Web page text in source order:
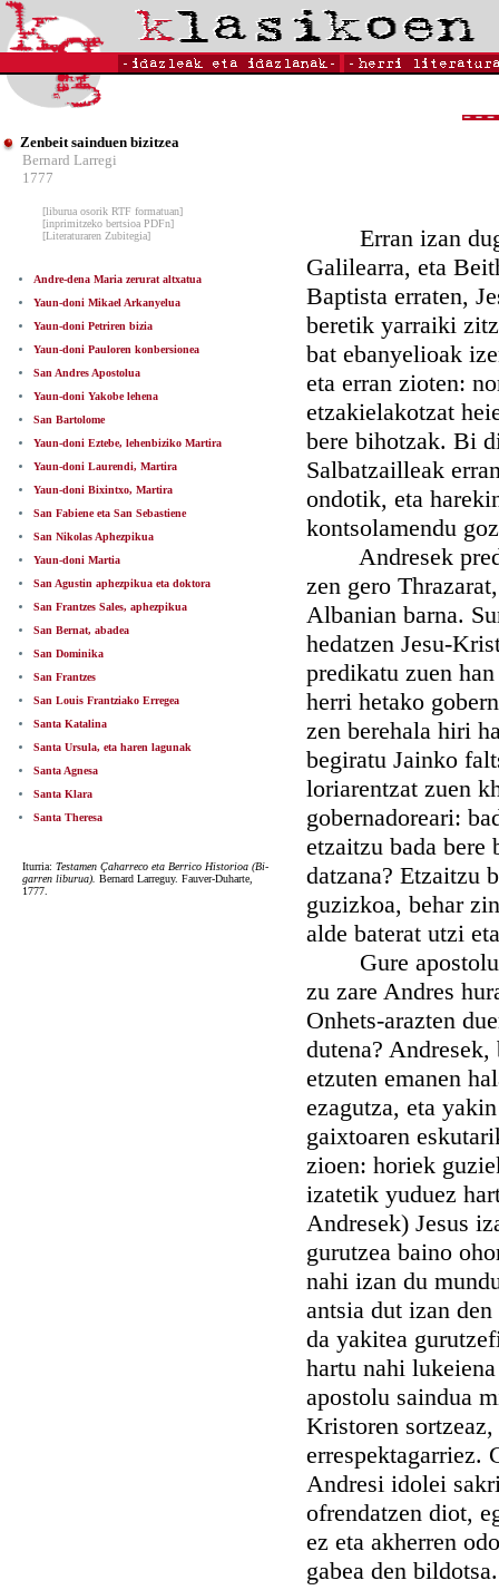
Zenbeit sainduen bizitzea
Bernard Larregi
1777
[liburua osorik RTF formatuan]
[inprimitzeko bertsioa PDFn]
[Literaturaren Zubitegia]
Andre-dena Maria zerurat altxatua
Yaun-doni Mikael Arkanyelua
Yaun-doni Petriren bizia
Yaun-doni Pauloren konbersionea
San Andres Apostolua
Yaun-doni Yakobe lehena
San Bartolome
Yaun-doni Eztebe, lehenbiziko Martira
Yaun-doni Laurendi, Martira
Yaun-doni Bixintxo, Martira
San Fabiene eta San Sebastiene
San Nikolas Aphezpikua
Yaun-doni Martia
San Agustin aphezpikua eta doktora
San Frantzes Sales, aphezpikua
San Bernat, abadea
San Dominika
San Frantzes
San Louis Frantziako Erregea
Santa Katalina
Santa Ursula, eta haren lagunak
Santa Agnesa
Santa Klara
Santa Theresa
Iturria: Testamen Çaharreco eta Berrico Historioa (Bi-
garren liburua). Bernard Larreguy. Fauver-Duharte,
1777.
Erran izan dugu
Galilearra, eta
Baptista erraten,
beretik yarraiki
bat ebanyelioak
eta erran zioten:
etzakielakotzat
bere bihotzak. Bi
Salbatzailleak
ondotik, eta
kontsolamendu
Andresek
zen gero
Albanian barna.
hedatzen Jesu-
predikatu zuen
herri hetako
zen berehala hiri
begiratu Jainko
loriarentzat zuen
gobernadoreari:
etzaitzu bada bere
datzana? Etzaitzu
guzizkoa, behar
alde baterat utzi
Gure
zu zare Andres
Onhets-arazten
dutena?
etzuten emanen
ezagutza, eta
gaixtoaren
zioen: horiek
izatetik yuduez
Andresek) Jesus
gurutzea baino
nahi izan du
antsia dut izan
da yakitea
hartu nahi
apostolu saindua
Kristoren
errespektagarriez.
Andresi idolei
ofrendatzen diot,
ez eta akherren
gabea den